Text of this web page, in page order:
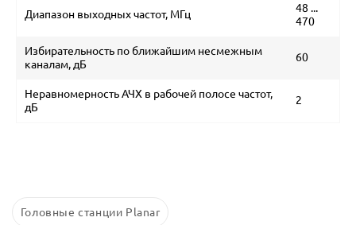
Диапазон выходных частот, МГц
48 ...
470
Избирательность по ближайшим несмежным
каналам, дБ
60
Неравномерность АЧХ в рабочей полосе частот,
дБ
2
Головные станции Planar